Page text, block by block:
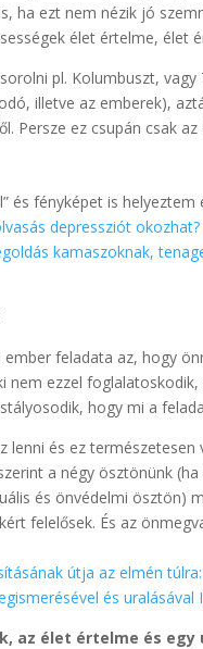
ha ezt nem nézik jó
élet értelme, élet
pl. Kolumbuszt,
illetve az emberek),
Persze ez csupán csak
és fényképet is
depressziót
kamaszoknak,
feladata az, hogy
nem ezzel
hogy mi a
és ez természetesen
a négy ösztönünk
és önvédelmi ösztön)
felelősek. És az
útja az elmén
és uralásával
az élet értelme és